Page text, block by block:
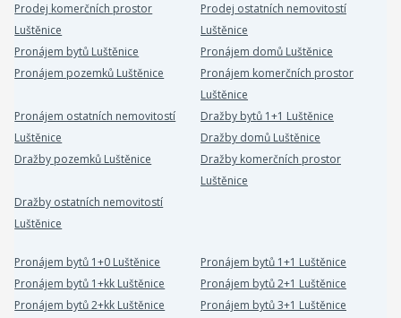
Prodej komerčních prostor
Luštěnice
Prodej ostatních nemovitostí
Luštěnice
Pronájem bytů Luštěnice
Pronájem domů Luštěnice
Pronájem pozemků Luštěnice
Pronájem komerčních prostor
Luštěnice
Pronájem ostatních nemovitostí
Luštěnice
Dražby bytů 1+1 Luštěnice
Dražby domů Luštěnice
Dražby pozemků Luštěnice
Dražby komerčních prostor
Luštěnice
Dražby ostatních nemovitostí
Luštěnice
Pronájem bytů 1+0 Luštěnice
Pronájem bytů 1+1 Luštěnice
Pronájem bytů 1+kk Luštěnice
Pronájem bytů 2+1 Luštěnice
Pronájem bytů 2+kk Luštěnice
Pronájem bytů 3+1 Luštěnice